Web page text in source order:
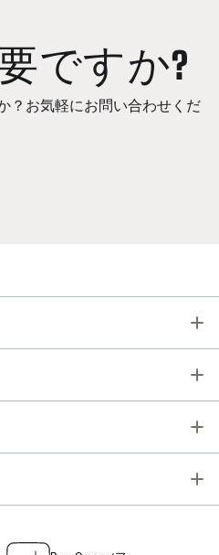
ですか?
？お気軽にお問い合わせくだ